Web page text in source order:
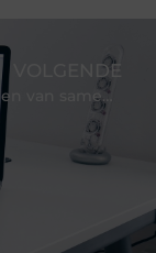
VOLGENDE
De voordelen van samenwerken met een Google Cloud partner